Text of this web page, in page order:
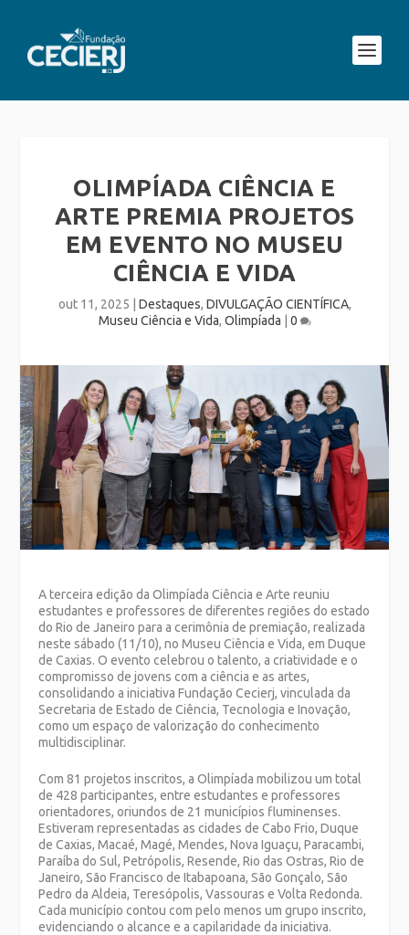
OLIMPÍADA CIÊNCIA E
ARTE PREMIA PROJETOS
EM EVENTO NO MUSEU
CIÊNCIA E VIDA
out 11, 2025 Destaques, DIVULGAÇÃO CIENTÍFICA,
Museu Ciência e Vida, Olimpíada 0
A terceira edição da Olimpíada Ciência e Arte reuniu
estudantes e professores de diferentes regiões do estado
do Rio de Janeiro para a cerimônia de premiação, realizada
neste sábado (11/10), no Museu Ciência e Vida, em Duque
de Caxias. O evento celebrou o talento, a criatividade e o
compromisso de jovens com a ciência e as artes,
consolidando a iniciativa Fundação Cecierj, vinculada da
Secretaria de Estado de Ciência, Tecnologia e Inovação,
como um espaço de valorização do conhecimento
multidisciplinar.
Com 81 projetos inscritos, a Olimpíada mobilizou um total
de 428 participantes, entre estudantes e professores
orientadores, oriundos de 21 municípios fluminenses.
Estiveram representadas as cidades de Cabo Frio, Duque
de Caxias, Macaé, Magé, Mendes, Nova Iguaçu, Paracambi,
Paraíba do Sul, Petrópolis, Resende, Rio das Ostras, Rio de
Janeiro, São Francisco de Itabapoana, São Gonçalo, São
Pedro da Aldeia, Teresópolis, Vassouras e Volta Redonda.
Cada município contou com pelo menos um grupo inscrito,
evidenciando o alcance e a capilaridade da iniciativa.